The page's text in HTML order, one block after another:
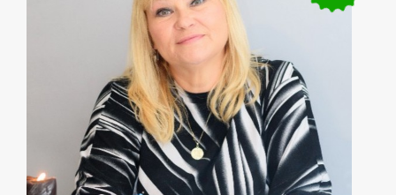
Kartářka Mina
Výkladem z karet se zabývám 20let a vykládám
karty Osho Zen Tarot. Tyto karty nevěští, ale
pojmenovávají pravdu přítomného okamžiku a
pouze nabízejí možnosti řešení daného
problému. Tím ponechávají člověku
svobodnou vůli, jak vše řešit. Občas používám